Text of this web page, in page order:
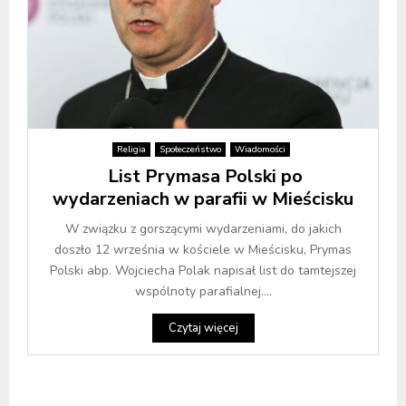
Religia Społeczeństwo Wiadomości
List Prymasa Polski po
wydarzeniach w parafii w Mieścisku
W związku z gorszącymi wydarzeniami, do jakich
doszło 12 września w kościele w Mieścisku, Prymas
Polski abp. Wojciecha Polak napisał list do tamtejszej
wspólnoty parafialnej....
Czytaj więcej